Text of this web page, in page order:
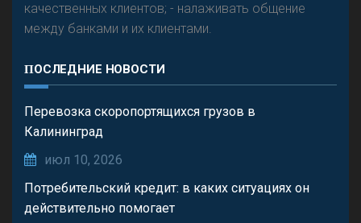
качественных клиентов; - налаживать общение
между банками и их клиентами.
ПОСЛЕДНИЕ НОВОСТИ
Перевозка скоропортящихся грузов в
Калининград
июл 10, 2026
Потребительский кредит: в каких ситуациях он
действительно помогает